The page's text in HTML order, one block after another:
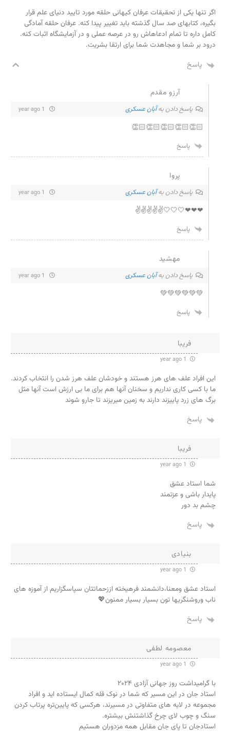
اگر تنها یکی از تحقیقات عرفان کیهانی حلقه مورد تایید دنیای علم قرار
بگیره، کتابهای صد سال گذشته باید تغییر پیدا کنه. عرفان حلقه آمادگی
کامل داره تا تمام ادعاهاش رو در عرصه عملی و در آزمایشگاه اثبات کنه.
درود بر شما و مجاهدت شما برای ارتقا بشریت.
پاسخ
آرزو مقدم
پاسخ دادن بهآبان عسکری
👏🏻👏🏻👏🏻👏🏻👏🏻
پاسخ
پروا
پاسخ دادن بهآبان عسکری
❤❤❤🤍🤍🤍✌✌✌✌✌
پاسخ
مهشید
پاسخ دادن بهآبان عسکری
💚💚💚💚💚💚
پاسخ
فریبا
این افراد علف های هرز هستند و خودشان علف هرز شدن را انتخاب کردند.
ما با کسی کاری نداریم و سخنان آنها هم برای ما بی ارزش است آنها مثل
برگ های زرد پاییزند دارند به زمین میریزند تا جارو شوند
پاسخ
فریبا
شما استاد عشق
پایدار باشی و عزتمند
چشم بد دور
پاسخ
بنیادی
استاد عشق ومعنا،دانشمند فرهیخته اززحماتتان سپاسگزاریم از آموزه های
ناب وروشنگریها تون بسیار بسیار ممنون💖
پاسخ
معصومه لطفی
با گرامیداشت روز جهانی آزادی ۲۰۲۴
استاد جان در این مسیر که شما در نوک قله کمال ايستاده اید و افراد
مجموعه در لایه های متفاوتی در مسیرند، هرکسی که پایین‌تره پرتاب کردن
سنگ و چوب لای چرخ گذاشتنش بیشتره.
استادجان تا پای جان مقابل همه مزدوران هستیم